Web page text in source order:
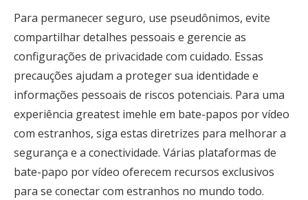
Para permanecer seguro, use pseudônimos, evite
compartilhar detalhes pessoais e gerencie as
configurações de privacidade com cuidado. Essas
precauções ajudam a proteger sua identidade e
informações pessoais de riscos potenciais. Para uma
experiência greatest imehle em bate-papos por vídeo
com estranhos, siga estas diretrizes para melhorar a
segurança e a conectividade. Várias plataformas de
bate-papo por vídeo oferecem recursos exclusivos
para se conectar com estranhos no mundo todo.